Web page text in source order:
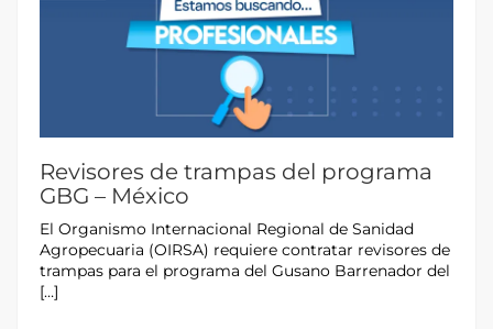
Revisores de trampas del programa
GBG – México
El Organismo Internacional Regional de Sanidad
Agropecuaria (OIRSA) requiere contratar revisores de
trampas para el programa del Gusano Barrenador del
[…]